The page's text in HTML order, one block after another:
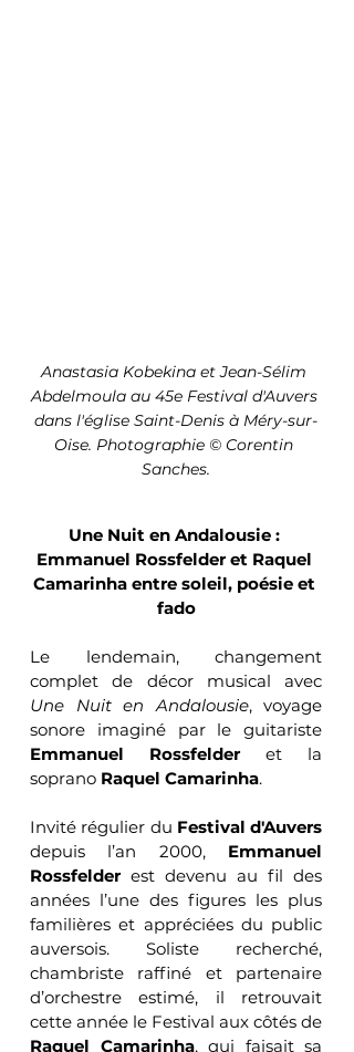
Anastasia Kobekina et Jean-Sélim
Abdelmoula au 45e Festival d'Auvers
dans l'église Saint-Denis à Méry-sur-
Oise. Photographie © Corentin
Sanches.
Une Nuit en Andalousie :
Emmanuel Rossfelder et Raquel
Camarinha entre soleil, poésie et
fado
Le lendemain, changement
Une Nuit en Andalousie, voyage
Emmanuel Rossfelder et la
soprano Raquel Camarinha.
Invité régulier du Festival d'Auvers
depuis l’an 2000, Emmanuel
Rossfelder est devenu au fil des
années l’une des figures les plus
familières et appréciées du public
auversois. Soliste recherché,
chambriste raffiné et partenaire
d’orchestre estimé, il retrouvait
Raquel Camarinha, qui faisait sa